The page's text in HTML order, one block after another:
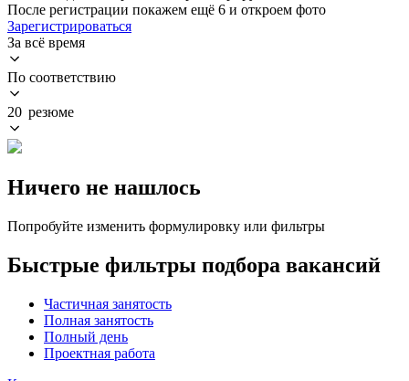
После регистрации покажем ещё 6 и откроем фото
Зарегистрироваться
За всё время
По соответствию
20 резюме
Ничего не нашлось
Попробуйте изменить формулировку или фильтры
Быстрые фильтры подбора вакансий
Частичная занятость
Полная занятость
Полный день
Проектная работа